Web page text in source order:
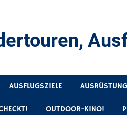
AUSFLUGSZIELE AUSRÜSTUNG
OUTDOOR-KINO!